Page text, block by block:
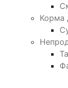
Корма